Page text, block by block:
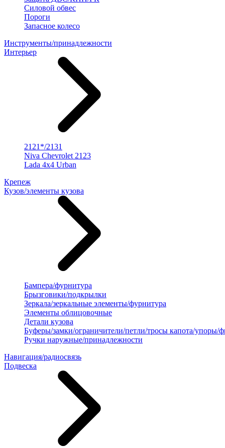
Силовой обвес
Пороги
Запасное колесо
Инструменты/принадлежности
Интерьер
2121*/2131
Niva Chevrolet 2123
Lada 4x4 Urban
Крепеж
Кузов/элементы кузова
Бампера/фурнитура
Брызговики/подкрылки
Зеркала/зеркальные элементы/фурнитура
Элементы облицовочные
Детали кузова
Буферы/замки/ограничители/петли/тросы капота/упоры/
Ручки наружные/принадлежности
Навигация/радиосвязь
Подвеска